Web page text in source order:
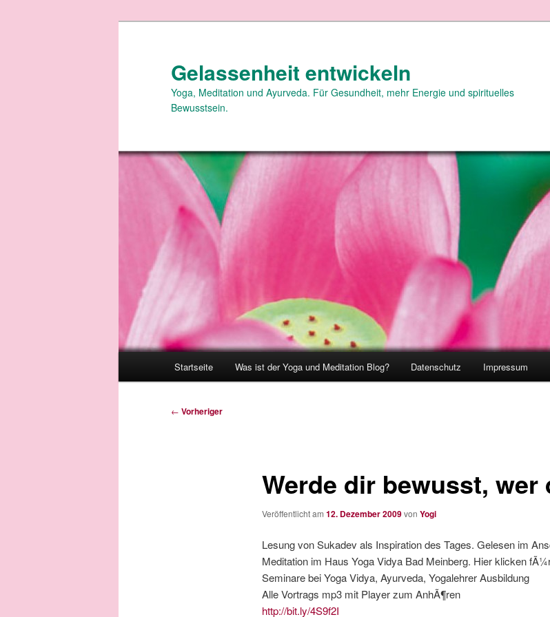
Gelassenheit entwickeln
Yoga, Meditation und Ayurveda. Für Gesundheit, mehr Energie und spirituelles
Bewusstsein.
Startseite Was ist der Yoga und Meditation Blog? Datenschutz Impressum
Beitragsnavigation
← Vorheriger
Werde dir bewusst, wer
Veröffentlicht am 12. Dezember 2009von Yogi
Lesung von Sukadev als Inspiration des Tages. Gelesen im
Meditation im Haus Yoga Vidya Bad Meinberg. Hier klicken
Seminare bei Yoga Vidya, Ayurveda, Yogalehrer Ausbildung
Alle Vortrags mp3 mit Player zum AnhÃ¶ren
http://bit.ly/4S9f2I